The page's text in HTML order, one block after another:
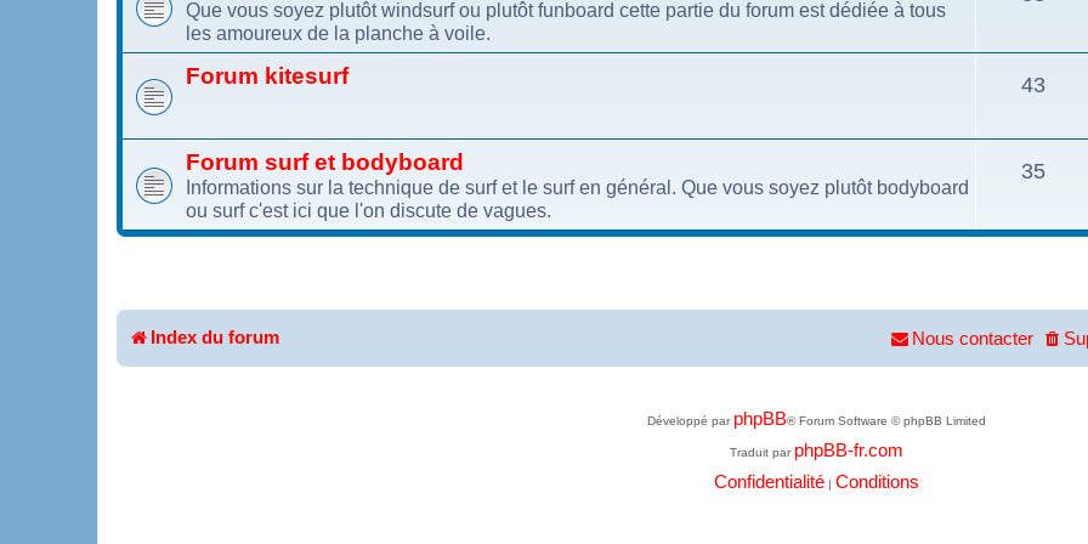
Que vous soyez plutôt windsurf ou plutôt funboard cette partie du forum est dédiée à tous
les amoureux de la planche à voile.
Forum kitesurf 43
Forum surf et bodyboard
Informations sur la technique de surf et le surf en général. Que vous soyez plutôt bodyboard
ou surf c'est ici que l'on discute de vagues.
35
Index du forum Nous contacter
Développé par phpBB® Forum Software © phpBB Limited
Traduit par phpBB-fr.com
Confidentialité| Conditions